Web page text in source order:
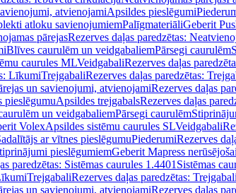
atvienojamiApsildes pieslēgumi
atloku savienojumiemPalīgmateriāliGeberit
pārejasRezerves daļas paredzētas:
Blīves caurulēm un veidgabaliemPārsegi caurulēm
caurules MLVeidgabaliRezerves daļas
LīkumiTrejgabaliRezerves daļas paredzētas:
un savienojumi, atvienojamiRezerves daļas
pieslēgumuApsildes trejgabalsRezerves daļas
un veidgabaliemPārsegi caurulēm
VolexApsildes sistēmu caurules SLVeidgabali
ar vītnes pieslēgumuPiederumiRezerves
pieslēgumiemGeberit Mapress
paredzētas: Sistēmas caurules 1.4401 Sistēmas
TrejgabaliRezerves daļas paredzētas: Trejgabali
un savienojumi, atvienojamiRezerves daļas